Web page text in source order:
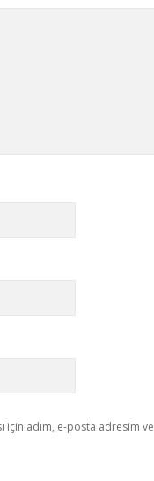
için adım, e-posta adresim